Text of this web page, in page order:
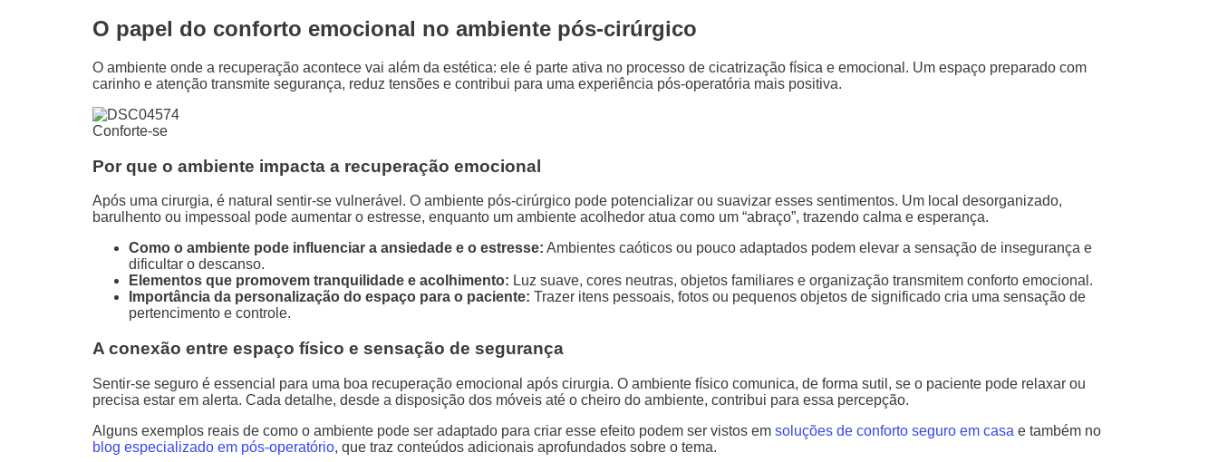
O papel do conforto emocional no ambiente pós-cirúrgico
O ambiente onde a recuperação acontece vai além da estética: ele é parte ativa no processo de cicatrização física e emocional. Um espaço preparado com
carinho e atenção transmite segurança, reduz tensões e contribui para uma experiência pós-operatória mais positiva.
Conforte-se
Por que o ambiente impacta a recuperação emocional
Após uma cirurgia, é natural sentir-se vulnerável. O ambiente pós-cirúrgico pode potencializar ou suavizar esses sentimentos. Um local desorganizado,
barulhento ou impessoal pode aumentar o estresse, enquanto um ambiente acolhedor atua como um “abraço”, trazendo calma e esperança.
Como o ambiente pode influenciar a ansiedade e o estresse: Ambientes caóticos ou pouco adaptados podem elevar a sensação de insegurança e
dificultar o descanso.
Elementos que promovem tranquilidade e acolhimento: Luz suave, cores neutras, objetos familiares e organização transmitem conforto emocional.
Importância da personalização do espaço para o paciente: Trazer itens pessoais, fotos ou pequenos objetos de significado cria uma sensação de
pertencimento e controle.
A conexão entre espaço físico e sensação de segurança
Sentir-se seguro é essencial para uma boa recuperação emocional após cirurgia. O ambiente físico comunica, de forma sutil, se o paciente pode relaxar ou
precisa estar em alerta. Cada detalhe, desde a disposição dos móveis até o cheiro do ambiente, contribui para essa percepção.
Alguns exemplos reais de como o ambiente pode ser adaptado para criar esse efeito podem ser vistos em soluções de conforto seguro em casa e também no
blog especializado em pós-operatório, que traz conteúdos adicionais aprofundados sobre o tema.